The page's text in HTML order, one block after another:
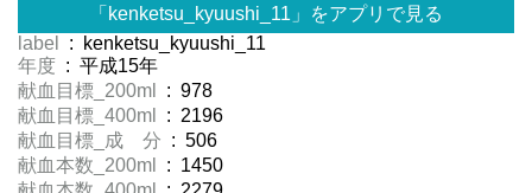
「kenketsu_kyuushi_11」をアプリで見る
label
: kenketsu_kyuushi_11
年度 : 平成15年
献血目標_200ml
: 978
献血目標_400ml
: 2196
献血目標_成 分 : 506
献血本数_200ml
: 1450